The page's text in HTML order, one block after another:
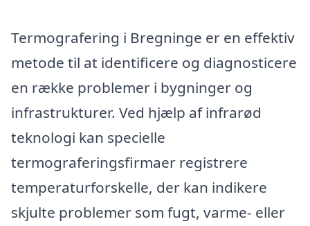
Termografering i Bregninge er en effektiv
metode til at identificere og diagnosticere
en række problemer i bygninger og
infrastrukturer. Ved hjælp af infrarød
teknologi kan specielle
termograferingsfirmaer registrere
temperaturforskelle, der kan indikere
skjulte problemer som fugt, varme- eller